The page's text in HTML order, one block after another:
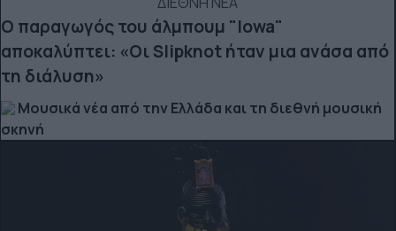
Ο παραγωγός του άλμπουμ "Iowa"
αποκαλύπτει: «Οι Slipknot ήταν μια ανάσα από
τη διάλυση»
Μουσικά νέα από την Ελλάδα και τη διεθνή μουσική
σκηνή